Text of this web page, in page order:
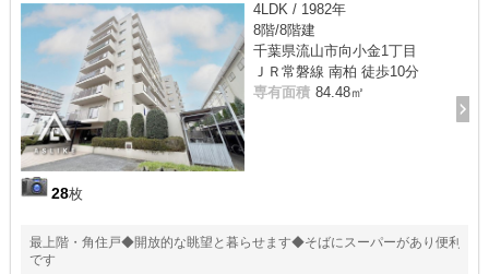
28枚
4LDK / 1982年
8階/8階建
千葉県流山市向小金1丁目
ＪＲ常磐線 南柏 徒歩10分
専有面積 84.48㎡
最上階・角住戸◆開放的な眺望と暮らせます◆そばにスーパーがあり便利
です